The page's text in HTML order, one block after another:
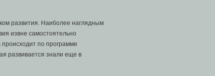
развития. Наиболее наглядным
извне самостоятельно
по программе
развивается знали еще в